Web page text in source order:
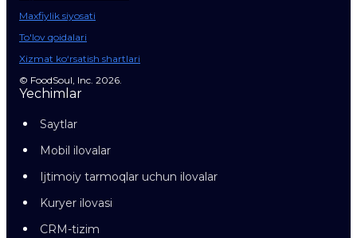
Maxfiylik siyosati
To'lov qoidalari
Xizmat ko‘rsatish shartlari
© FoodSoul, Inc. 2026.
Yechimlar
Saytlar
Mobil ilovalar
Ijtimoiy tarmoqlar uchun ilovalar
Kuryer ilovasi
CRM-tizim